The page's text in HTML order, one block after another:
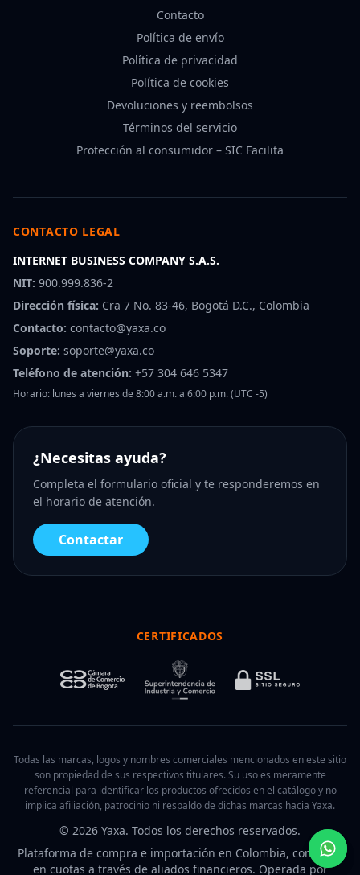
Contacto
Política de envío
Política de privacidad
Política de cookies
Devoluciones y reembolsos
Términos del servicio
Protección al consumidor – SIC Facilita
CONTACTO LEGAL
INTERNET BUSINESS COMPANY S.A.S.
NIT: 900.999.836-2
Dirección física: Cra 7 No. 83-46, Bogotá D.C., Colombia
Contacto: contacto@yaxa.co
Soporte: soporte@yaxa.co
Teléfono de atención: +57 304 646 5347
Horario: lunes a viernes de 8:00 a.m. a 6:00 p.m. (UTC -5)
¿Necesitas ayuda?
Completa el formulario oficial y te responderemos en
el horario de atención.
Contactar
CERTIFICADOS
Todas las marcas, logos y nombres comerciales mencionados en este sitio
son propiedad de sus respectivos titulares. Su uso es meramente
referencial para identificar los productos ofrecidos en el catálogo y no
implica afiliación, patrocinio ni respaldo de dichas marcas hacia Yaxa.
© 2026 Yaxa. Todos los derechos reservados.
Plataforma de compra e importación en Colombia, con pago
en cuotas a través de aliados financieros. Operada por